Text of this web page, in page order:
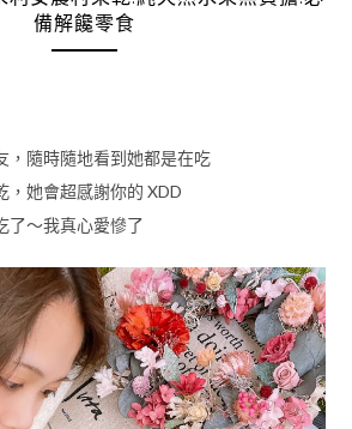
備解饞零食
，隨時隨地看到她都是在吃
，她會超感謝你的 XDD
了～我真心愛慘了